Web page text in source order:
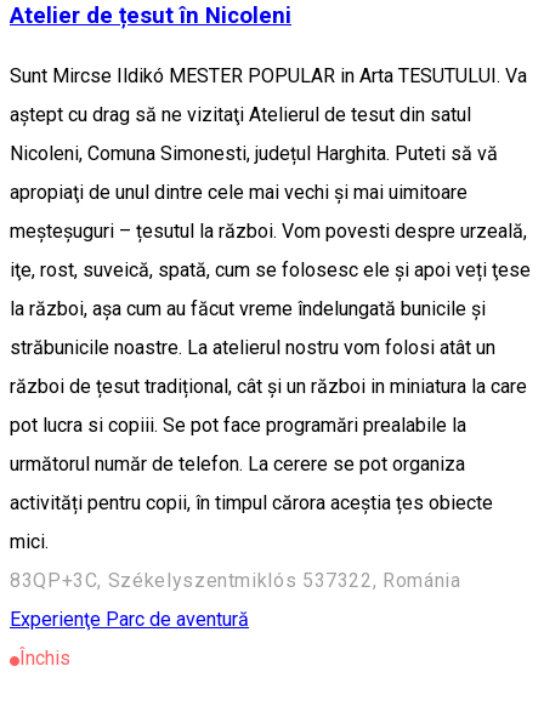
Atelier de țesut în Nicoleni
Sunt Mircse Ildikó MESTER POPULAR in Arta TESUTULUI. Va
aştept cu drag să ne vizitaţi Atelierul de tesut din satul
Nicoleni, Comuna Simonesti, județul Harghita. Puteti să vă
apropiaţi de unul dintre cele mai vechi şi mai uimitoare
meşteşuguri – țesutul la război. Vom povesti despre urzeală,
iţe, rost, suveică, spată, cum se folosesc ele și apoi veți ţese
la război, aşa cum au făcut vreme îndelungată bunicile şi
străbunicile noastre. La atelierul nostru vom folosi atât un
război de țesut tradițional, cât și un război in miniatura la care
pot lucra si copiii. Se pot face programări prealabile la
următorul număr de telefon. La cerere se pot organiza
activități pentru copii, în timpul cărora aceștia țes obiecte
mici.
83QP+3C, Székelyszentmiklós 537322, Románia
Experienţe Parc de aventură
Închis